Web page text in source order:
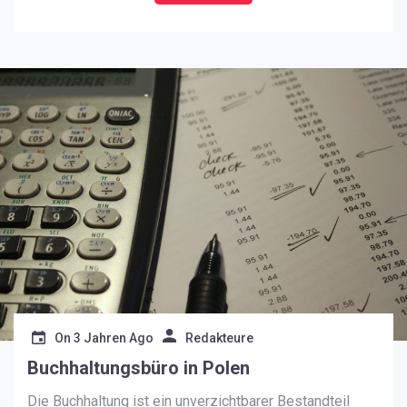
[…]
On 3 Jahren Ago Redakteure
Buchhaltungsbüro in Polen
Die Buchhaltung ist ein unverzichtbarer Bestandteil